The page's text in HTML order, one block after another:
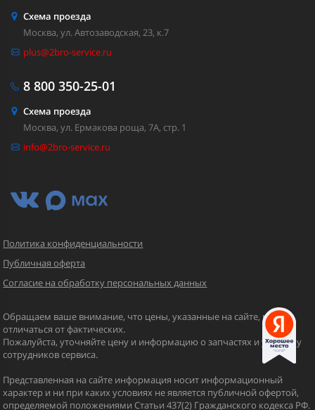
Схема проезда
Москва, ул. Автозаводская, 23, к.7
plus@2bro-service.ru
8 800 350-25-01
Схема проезда
Москва, ул. Ермакова роща, 7А, стр. 1
info@2bro-service.ru
Политика конфиденциальности
Публичная оферта
Согласие на обработку персональных данных
Обращаем ваше внимание, что цены, указанные на сайте, могут
отличаться от фактических.
Пожалуйста, уточняйте цену и информацию о запчастях и услугах у
сотрудников сервиса.
Представленная на сайте информация носит информационный
характер и ни при каких условиях не является публичной офертой,
определяемой положениями Статьи 437(2) Гражданского кодекса РФ.